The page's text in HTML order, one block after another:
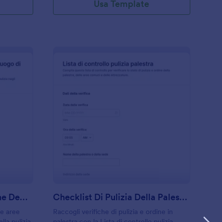
Usa Template
Checklist Di Manutenzione Degli Spazi Di Lavoro
aree
Checklist Di Pulizia Della Palestra Form
Raccogli verifiche di pulizia e ordine in